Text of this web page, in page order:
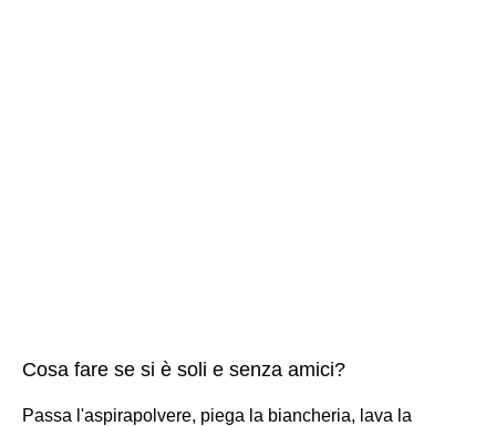
Cosa fare se si è soli e senza amici?
Passa l'aspirapolvere, piega la biancheria, lava la